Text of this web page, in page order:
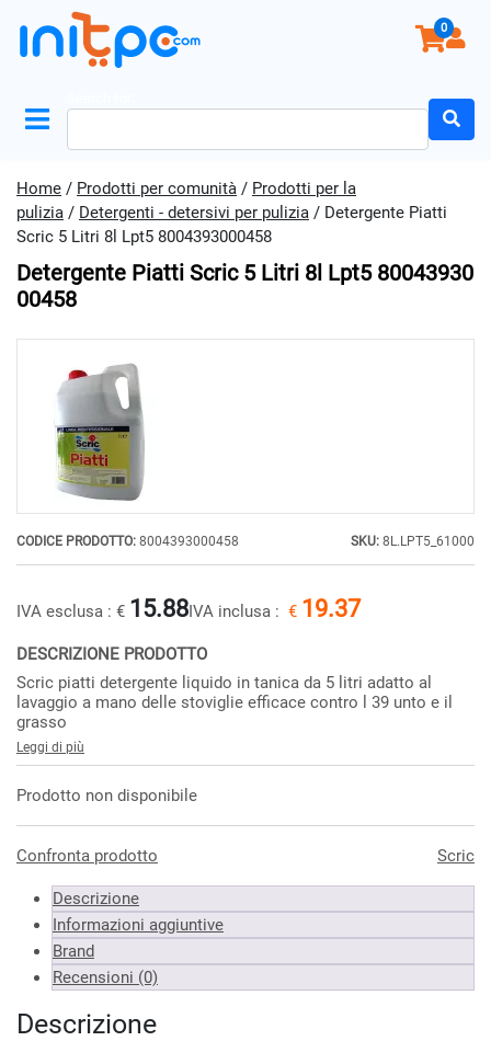
0
Home / Prodotti per comunità / Prodotti per la
pulizia / Detergenti - detersivi per pulizia / Detergente Piatti
Scric 5 Litri 8l Lpt5 8004393000458
Detergente Piatti Scric 5 Litri 8l Lpt5 80043930
00458
CODICE PRODOTTO: 8004393000458 SKU: 8L.LPT5_61000
IVA esclusa : € 15.88IVA inclusa : € 19.37
DESCRIZIONE PRODOTTO
Scric piatti detergente liquido in tanica da 5 litri adatto al
lavaggio a mano delle stoviglie efficace contro l 39 unto e il
grasso
Leggi di più
Prodotto non disponibile
Confronta prodotto Scric
Descrizione
Informazioni aggiuntive
Brand
Recensioni (0)
Descrizione